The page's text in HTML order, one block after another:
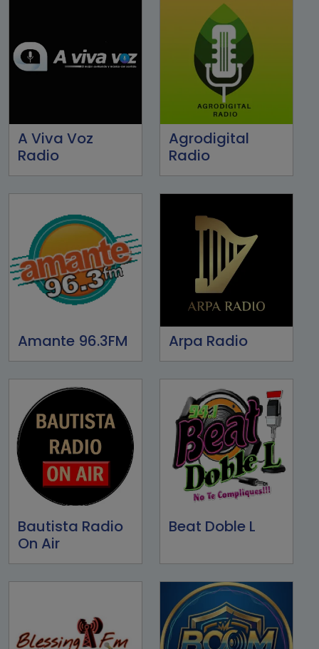
A Viva Voz
Radio
Agrodigital
Radio
Amante 96.3FM Arpa Radio
Bautista Radio
On Air
Beat Doble L